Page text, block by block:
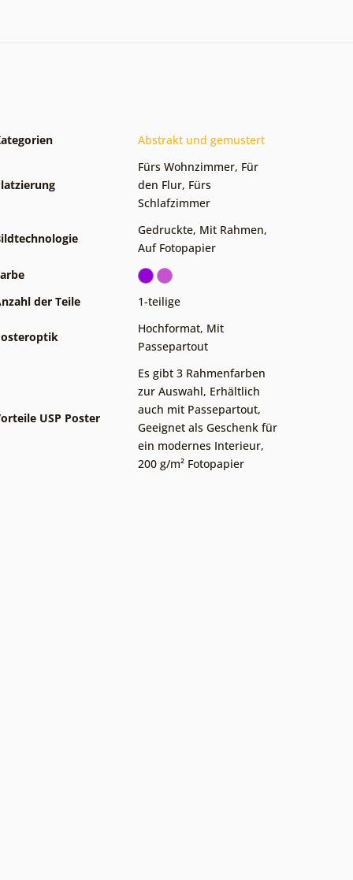
Abstrakt und gemustert
Fürs Wohnzimmer, Für
den Flur, Fürs
Schlafzimmer
Gedruckte, Mit Rahmen,
Auf Fotopapier
der Teile
1-teilige
Hochformat, Mit
Passepartout
USP Poster
Es gibt 3 Rahmenfarben
zur Auswahl, Erhältlich
auch mit Passepartout,
Geeignet als Geschenk für
ein modernes Interieur,
200 g/m² Fotopapier